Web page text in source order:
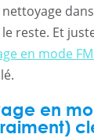
nettoyage
reste. Et
en mode
en